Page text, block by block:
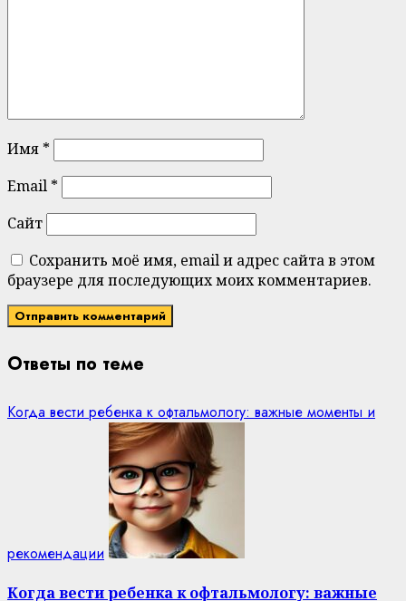
Имя *
Email *
Сайт
Сохранить моё имя, email и адрес сайта в этом
браузере для последующих моих комментариев.
Ответы по теме
Когда вести ребенка к офтальмологу: важные моменты и
рекомендации
Когда вести ребенка к офтальмологу: важные